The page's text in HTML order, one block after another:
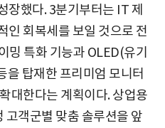
장했다. 3분기부터는 IT 제
인 회복세를 보일 것으로 전
밍 특화 기능과 OLED(유기
을 탑재한 프리미엄 모니터
대한다는 계획이다. 상업용
고객군별 맞춤 솔루션을 앞